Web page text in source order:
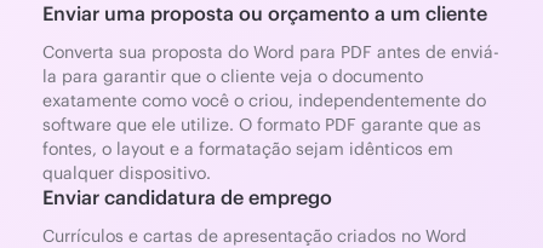
Enviar uma proposta ou orçamento a um cliente
Converta sua proposta do Word para PDF antes de enviá-
la para garantir que o cliente veja o documento
exatamente como você o criou, independentemente do
software que ele utilize. O formato PDF garante que as
fontes, o layout e a formatação sejam idênticos em
qualquer dispositivo.
Enviar candidatura de emprego
Currículos e cartas de apresentação criados no Word